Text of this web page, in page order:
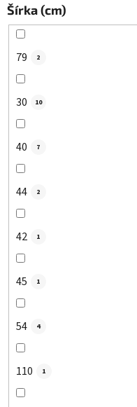
Šírka (cm)
79 2
30 10
40 7
44 2
42 1
45 1
54 4
110 1